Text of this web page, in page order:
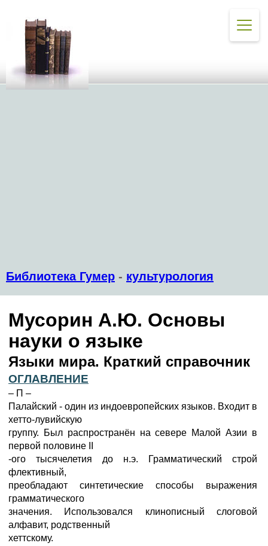
Библиотека Гумер - культурология
Мусорин А.Ю. Основы
науки о языке
Языки мира. Краткий справочник
ОГЛАВЛЕНИЕ
– П –
Палайский - один из индоевропейских языков. Входит в
хетто-лувийскую
группу. Был распространён на севере Малой Азии в
первой половине II
-ого тысячелетия до н.э. Грамматический строй
флективный,
преобладают синтетические способы выражения
грамматического
значения. Использовался клинописный слоговой
алфавит, родственный
хеттскому.